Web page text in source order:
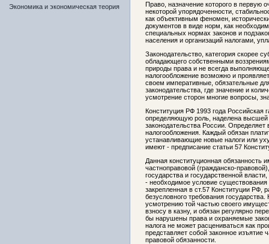
Экономика и экономическая теория
Право, назначение которого в первую
некоторой упорядоченности,
как объективным феномен,
документов в виде норм, как
специальных нормах законов и
населения и организаций налогами,
Законодательство, категория скорее
обладающего собственными
природы права и не всегда
налогообложение возможно и
своем императивные, обязательные
законодательства, где значение и
усмотрение сторон многие вопросы,
Конституция РФ 1993 года Российская
определяющую роль, наделена высшей
законодательства России.
налогообложения. Каждый обязан
устанавливающие новые налоги или
имеют - предписание статьи 57
Данная конституционная обязанность
частноправовой (гражданско-
государства и государственной
- необходимое условие существования
закрепленная в ст.57 Конституции РФ,
безусловного требования
усмотрению той частью своего
взносу в казну, и обязан регулярно
бы нарушены права и охраняемые
налога не может расцениваться как
представляет собой законное
правовой обязанности.